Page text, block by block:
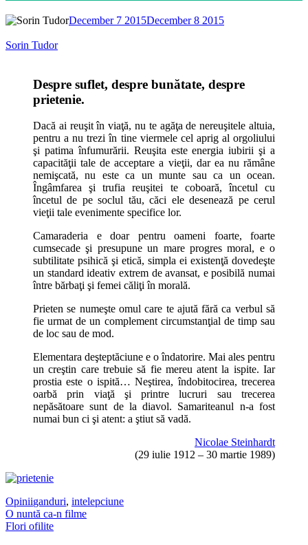
December 7 2015December 8 2015
Sorin Tudor
Despre suflet, despre bunătate, despre
prietenie.
Dacă ai reuşit în viaţă, nu te agăţa de nereuşitele altuia,
pentru a nu trezi în tine viermele cel aprig al orgoliului
şi patima înfumurării. Reuşita este energia iubirii şi a
capacităţii tale de acceptare a vieţii, dar ea nu rămâne
nemişcată, nu este ca un munte sau ca un ocean.
Îngâmfarea şi trufia reuşitei te coboară, încetul cu
încetul de pe soclul tău, căci ele desenează pe cerul
vieţii tale evenimente specifice lor.
Camaraderia e doar pentru oameni foarte, foarte
cumsecade şi presupune un mare progres moral, e o
subtilitate psihică şi etică, simpla ei existenţă dovedeşte
un standard ideativ extrem de avansat, e posibilă numai
între bărbaţi şi femei căliţi în morală.
Prieten se numeşte omul care te ajută fără ca verbul să
fie urmat de un complement circumstanţial de timp sau
de loc sau de mod.
Elementara deşteptăciune e o îndatorire. Mai ales pentru
un creştin care trebuie să fie mereu atent la ispite. Iar
prostia este o ispită… Neştirea, îndobitocirea, trecerea
oarbă prin viaţă şi printre lucruri sau trecerea
nepăsătoare sunt de la diavol. Samariteanul n-a fost
numai bun ci şi atent: a ştiut să vadă.
Nicolae Steinhardt
(29 iulie 1912 – 30 martie 1989)
Opiniiganduri, intelepciune
Post
navigation
O nuntă ca-n filme
Flori ofilite